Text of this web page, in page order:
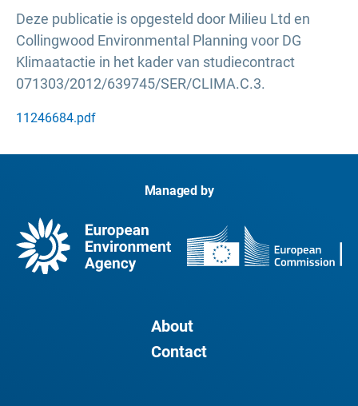
Deze publicatie is opgesteld door Milieu Ltd en
Collingwood Environmental Planning voor DG
Klimaatactie in het kader van studiecontract
071303/2012/639745/SER/CLIMA.C.3.
11246684.pdf
Managed by
About
Contact